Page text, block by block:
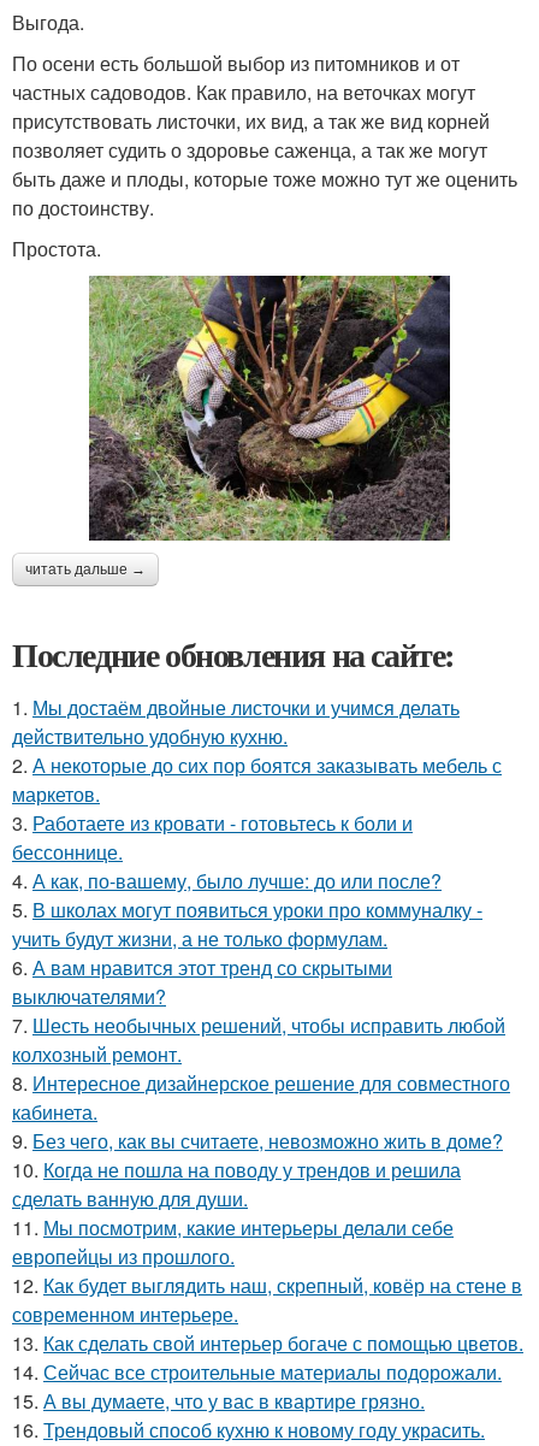
Выгода.
По осени есть большой выбор из питомников и от
частных садоводов. Как правило, на веточках могут
присутствовать листочки, их вид, а так же вид корней
позволяет судить о здоровье саженца, а так же могут
быть даже и плоды, которые тоже можно тут же оценить
по достоинству.
Простота.
читать дальше →
Последние обновления на сайте:
1. Мы достаём двойные листочки и учимся делать
действительно удобную кухню.
2. А некоторые до сих пор боятся заказывать мебель с
маркетов.
3. Работаете из кровати - готовьтесь к боли и
бессоннице.
4. А как, по-вашему, было лучше: до или после?
5. В школах могут появиться уроки про коммуналку -
учить будут жизни, а не только формулам.
6. А вам нравится этот тренд со скрытыми
выключателями?
7. Шесть необычных решений, чтобы исправить любой
колхозный ремонт.
8. Интересное дизайнерское решение для совместного
кабинета.
9. Без чего, как вы считаете, невозможно жить в доме?
10. Когда не пошла на поводу у трендов и решила
сделать ванную для души.
11. Мы посмотрим, какие интерьеры делали себе
европейцы из прошлого.
12. Как будет выглядить наш, скрепный, ковёр на стене в
современном интерьере.
13. Как сделать свой интерьер богаче с помощью цветов.
14. Сейчас все строительные материалы подорожали.
15. А вы думаете, что у вас в квартире грязно.
16. Трендовый способ кухню к новому году украсить.